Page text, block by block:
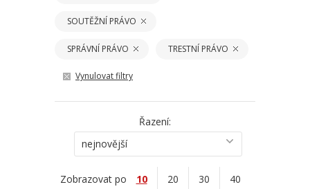
SOUTĚŽNÍ PRÁVO
SPRÁVNÍ PRÁVO TRESTNÍ PRÁVO
Vynulovat filtry
Řazení:
nejnovější
Zobrazovat po 10 20 30 40